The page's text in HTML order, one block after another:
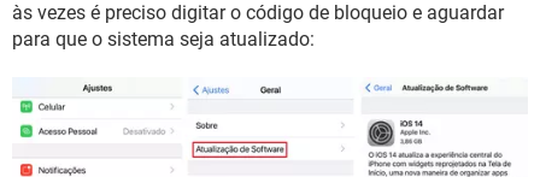
às vezes é preciso digitar o código de bloqueio e aguardar
para que o sistema seja atualizado: